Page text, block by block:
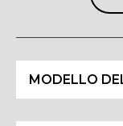
MODELLO